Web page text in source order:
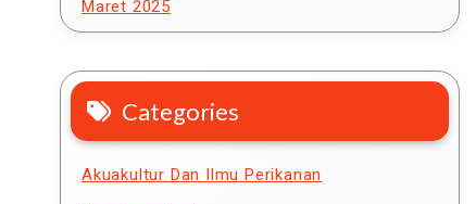
Maret 2025
Categories
Akuakultur Dan Ilmu Perikanan